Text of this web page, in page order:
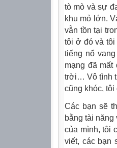
tò mò và sự
khu mỏ lớn.
vẫn tồn tại
tôi ở đó và
tiếng nổ
mạng đã
trời… Vô tình
cũng khóc,
Các bạn sẽ
bằng tài
của mình, tôi
viết, các bạn